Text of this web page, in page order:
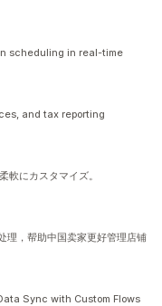
scheduling in real-time
and tax reporting
にカスタマイズ。
理，帮助中国卖家更好管理店铺
Sync with Custom Flows